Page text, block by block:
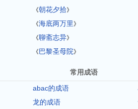
《朝花夕拾》
《海底两万里 》
《聊斋志异》
《巴黎圣母院》
常用成语
abac的成语
龙的成语